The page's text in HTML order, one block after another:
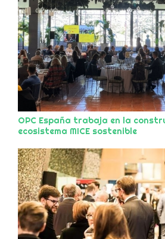
OPC España trabaja en la
ecosistema MICE sostenible